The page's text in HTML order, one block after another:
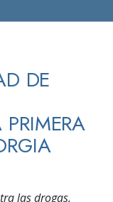
DE
las drogas,